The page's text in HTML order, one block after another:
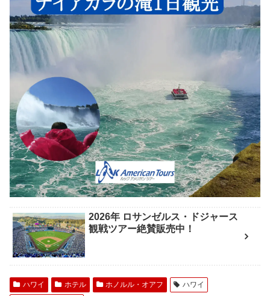
2026年 ロサンゼルス・ドジャース
観戦ツアー絶賛販売中！
ハワイ ホテル ホノルル・オアフ
ハワイ